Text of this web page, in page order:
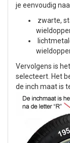
je eenvoudig
zwarte,
Vervolgens is
selecteert. Het
de inch maat is